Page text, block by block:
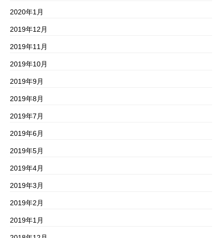
2020年1月
2019年12月
2019年11月
2019年10月
2019年9月
2019年8月
2019年7月
2019年6月
2019年5月
2019年4月
2019年3月
2019年2月
2019年1月